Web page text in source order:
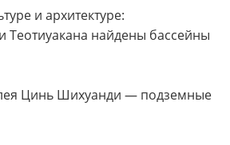
и архитектуре:
найдены бассейны
Цинь Шихуанди — подземные